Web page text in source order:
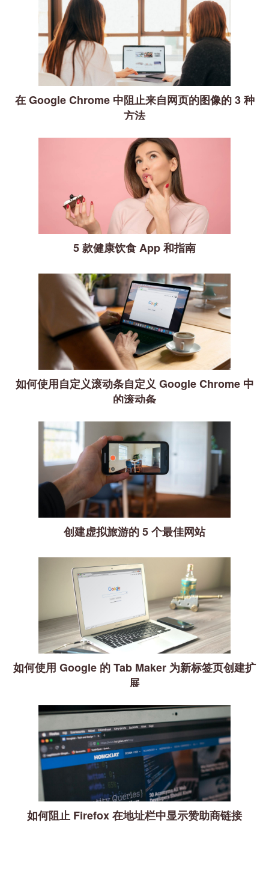
在 Google Chrome 中阻止来自网页的图像的 3 种
方法
5 款健康饮食 App 和指南
如何使用自定义滚动条自定义 Google Chrome 中
的滚动条
创建虚拟旅游的 5 个最佳网站
如何使用 Google 的 Tab Maker 为新标签页创建扩
展
如何阻止 Firefox 在地址栏中显示赞助商链接